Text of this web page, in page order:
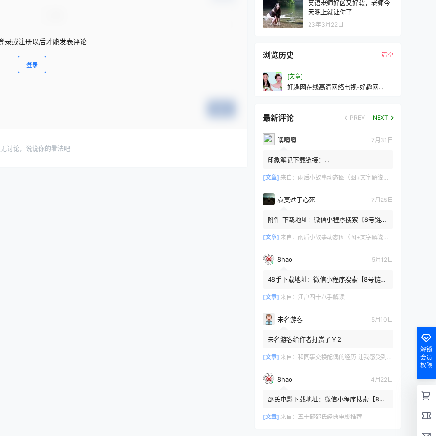
录或注册以后才能发表评论
登录
讨论，说说你的看法吧
英语老师好凶又好软，老师今
天晚上就让你了
23年3月22日
浏览历史 清空
[文章]
好趣网在线高清网络电视-好趣网
最新评论 PREV NEXT
噢噢噢 7月31日
印象笔记下载链接：
[文章] 来自： 雨后小故事动态图（图+文字解说版）
哀莫过于心死 7月25日
附件 下载地址：微信小程序搜索【8号链
或保存下方二维码微信里...
[文章] 来自： 雨后小故事动态图（图+文字解说版）
8hao 5月12日
48手下载地址：微信小程序搜索【8号链
或保存下方二维码微信里识别
[文章] 来自： 江户四十八手解读
未名游客 5月10日
未名游客给作者打赏了￥2
[文章] 来自： 和同事交换配偶的经历 让我感受到了从未有过的快乐
8hao 4月22日
邵氏电影下载地址：微信小程序搜索【8号
令或保存下方二维码微...
[文章] 来自： 五十部邵氏经典电影推荐
解锁
会员
权限